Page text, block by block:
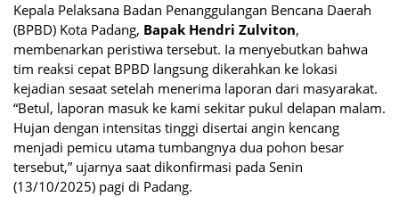
Kepala Pelaksana Badan Penanggulangan Bencana Daerah
(BPBD) Kota Padang, Bapak Hendri Zulviton,
membenarkan peristiwa tersebut. Ia menyebutkan bahwa
tim reaksi cepat BPBD langsung dikerahkan ke lokasi
kejadian sesaat setelah menerima laporan dari masyarakat.
“Betul, laporan masuk ke kami sekitar pukul delapan malam.
Hujan dengan intensitas tinggi disertai angin kencang
menjadi pemicu utama tumbangnya dua pohon besar
tersebut,” ujarnya saat dikonfirmasi pada Senin
(13/10/2025) pagi di Padang.